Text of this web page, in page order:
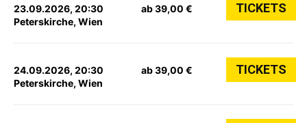
23.09.2026, 20:30
Peterskirche, Wien
ab 39,00 € TICKETS
24.09.2026, 20:30
Peterskirche, Wien
ab 39,00 € TICKETS